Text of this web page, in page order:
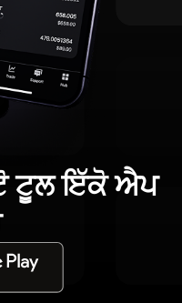
ਟੂਲ ਇੱਕੋ ਐਪ